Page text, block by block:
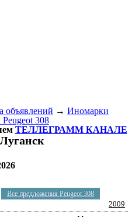
объявлений → Иномарки
308
ТЕЛЛЕГРАММ КАНАЛЕ
Все предложения Peugeot 308
2009